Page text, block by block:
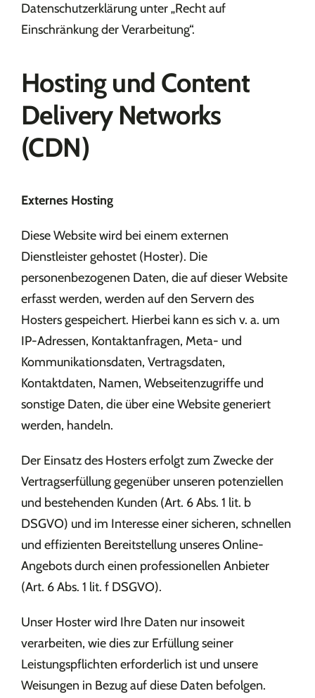
Datenschutzerklärung unter „Recht auf
Einschränkung der Verarbeitung“.
Hosting und Content
Delivery Networks
(CDN)
Externes Hosting
Diese Website wird bei einem externen
Dienstleister gehostet (Hoster). Die
personenbezogenen Daten, die auf dieser Website
erfasst werden, werden auf den Servern des
Hosters gespeichert. Hierbei kann es sich v. a. um
IP-Adressen, Kontaktanfragen, Meta- und
Kommunikationsdaten, Vertragsdaten,
Kontaktdaten, Namen, Webseitenzugriffe und
sonstige Daten, die über eine Website generiert
werden, handeln.
Der Einsatz des Hosters erfolgt zum Zwecke der
Vertragserfüllung gegenüber unseren potenziellen
und bestehenden Kunden (Art. 6 Abs. 1 lit. b
DSGVO) und im Interesse einer sicheren, schnellen
und effizienten Bereitstellung unseres Online-
Angebots durch einen professionellen Anbieter
(Art. 6 Abs. 1 lit. f DSGVO).
Unser Hoster wird Ihre Daten nur insoweit
verarbeiten, wie dies zur Erfüllung seiner
Leistungspflichten erforderlich ist und unsere
Weisungen in Bezug auf diese Daten befolgen.